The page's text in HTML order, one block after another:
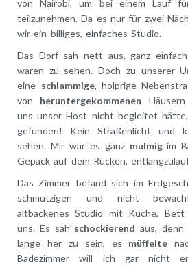
von Nairobi, um bei einem Lauf
teilzunehmen. Da es nur für zwei
wir ein billiges, einfaches Studio.
Das Dorf sah nett aus, ganz
waren zu sehen. Doch zu unserer
eine schlammige, holprige
von heruntergekommenen
uns unser Host nicht begleitet
gefunden! Kein Straßenlicht und
sehen. Mir war es ganz mulmigim
Gepäck auf dem Rücken,
Das Zimmer befand sich im
schmutzigen und nicht
altbackenes Studio mit Küche,
uns. Es sah schockierend aus,
lange her zu sein, es müffelte
Badezimmer will ich gar nicht